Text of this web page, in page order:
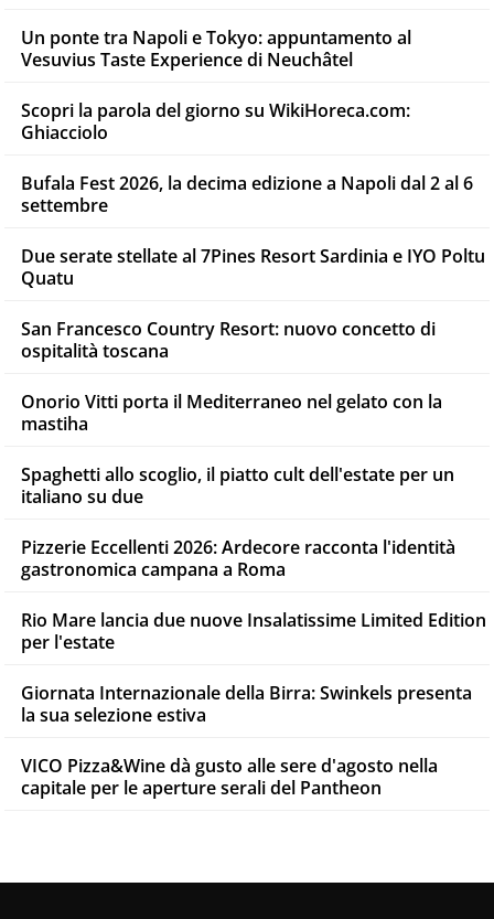
Un ponte tra Napoli e Tokyo: appuntamento al
Vesuvius Taste Experience di Neuchâtel
Scopri la parola del giorno su WikiHoreca.com:
Ghiacciolo
Bufala Fest 2026, la decima edizione a Napoli dal 2 al 6
settembre
Due serate stellate al 7Pines Resort Sardinia e IYO Poltu
Quatu
San Francesco Country Resort: nuovo concetto di
ospitalità toscana
Onorio Vitti porta il Mediterraneo nel gelato con la
mastiha
Spaghetti allo scoglio, il piatto cult dell'estate per un
italiano su due
Pizzerie Eccellenti 2026: Ardecore racconta l'identità
gastronomica campana a Roma
Rio Mare lancia due nuove Insalatissime Limited Edition
per l'estate
Giornata Internazionale della Birra: Swinkels presenta
la sua selezione estiva
VICO Pizza&Wine dà gusto alle sere d'agosto nella
capitale per le aperture serali del Pantheon